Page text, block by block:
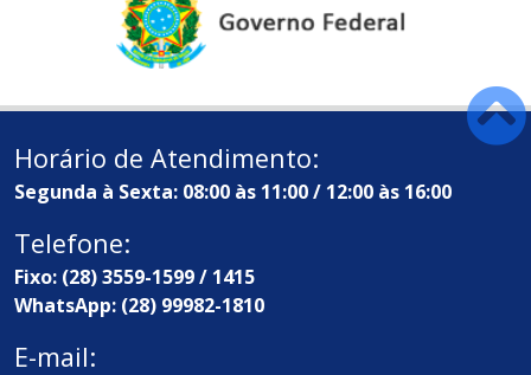
Horário de Atendimento:
Segunda à Sexta: 08:00 às 11:00 / 12:00 às 16:00
Telefone:
Fixo: (28) 3559-1599 / 1415
WhatsApp: (28) 99982-1810
E-mail: